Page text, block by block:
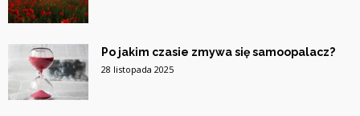
Po jakim czasie zmywa się samoopalacz?
28 listopada 2025